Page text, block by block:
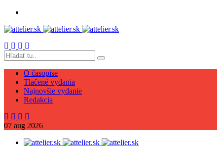
O časopise
Tlačené vydania
Najnovšie vydanie
Redakcia
07 aug 2026